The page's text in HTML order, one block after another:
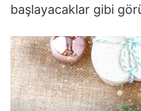
başlayacaklar gibi